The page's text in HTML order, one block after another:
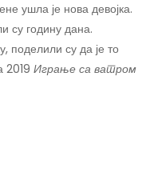
ушла је нова девојка.
су годину дана.
поделили су да је то
2019 Играње са ватром